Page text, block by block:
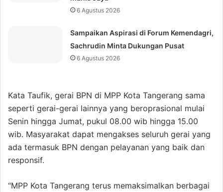
6 Agustus 2026
Sampaikan Aspirasi di Forum Kemendagri,
Sachrudin Minta Dukungan Pusat
6 Agustus 2026
Kata Taufik, gerai BPN di MPP Kota Tangerang sama
seperti gerai-gerai lainnya yang beroprasional mulai
Senin hingga Jumat, pukul 08.00 wib hingga 15.00
wib. Masyarakat dapat mengakses seluruh gerai yang
ada termasuk BPN dengan pelayanan yang baik dan
responsif.
“MPP Kota Tangerang terus memaksimalkan berbagai